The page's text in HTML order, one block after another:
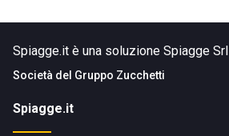
Spiagge.it è una soluzione Spiagge Srl
Società del Gruppo Zucchetti
Spiagge.it